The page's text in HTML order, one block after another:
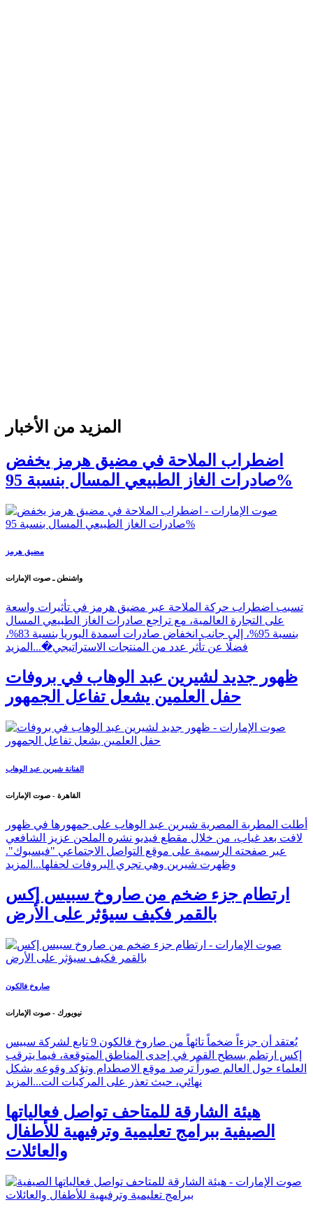
المزيد من الأخبار
اضطراب الملاحة في مضيق هرمز يخفض
صادرات الغاز الطبيعي المسال بنسبة 95%
مضيق هرمز
واشنطن ـ صوت الإمارات
تسبب اضطراب حركة الملاحة عبر مضيق هرمز في تأثيرات واسعة
على التجارة العالمية، مع تراجع صادرات الغاز الطبيعي المسال
بنسبة 95%، إلى جانب انخفاض صادرات أسمدة اليوريا بنسبة 83%،
فضلًا عن تأثر عدد من المنتجات الاستراتيجي�... المزيد
ظهور جديد لشيرين عبد الوهاب في بروفات
حفل العلمين يشعل تفاعل الجمهور
الفنانة شيرين عبد الوهاب
القاهرة - صوت الإمارات
أطلت المطربة المصرية شيرين عبد الوهاب على جمهورها في ظهور
لافت بعد غياب، من خلال مقطع فيديو نشره الملحن عزيز الشافعي
عبر صفحته الرسمية على موقع التواصل الاجتماعي "فيسبوك".
وظهرت شيرين وهي تجري البروفات لحفلها... المزيد
ارتطام جزء ضخم من صاروخ سبيس إكس
بالقمر فكيف سيؤثر على الأرض
صاروخ فالكون
نيويورك - صوت الإمارات
يُعتقد أن جزءاً ضخماً تائهاً من صاروخ فالكون 9 تابع لشركة سبيس
إكس ارتطم بسطح القمر في إحدى المناطق المتوقعة، فيما يترقب
العلماء حول العالم صوراً ترصد موقع الاصطدام وتؤكد وقوعه بشكل
نهائي، حيث تعذر على المركبات الت... المزيد
هيئة الشارقة للمتاحف تواصل فعالياتها
الصيفية ببرامج تعليمية وترفيهية للأطفال
والعائلات